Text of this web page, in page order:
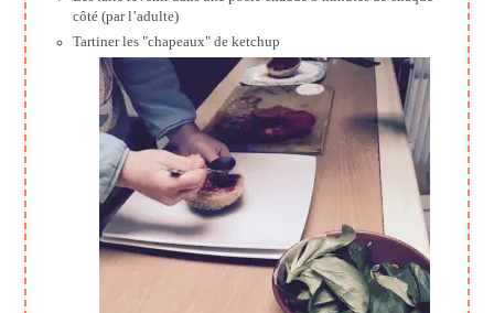
côté (par l’adulte)
Tartiner les "chapeaux" de ketchup